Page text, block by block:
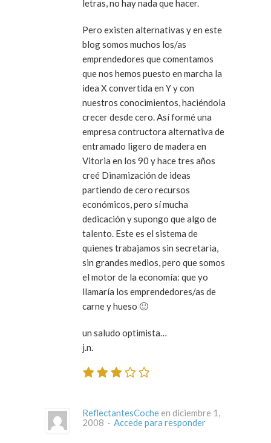
letras, no hay nada que hacer.
Pero existen alternativas y en este
blog somos muchos los/as
emprendedores que comentamos
que nos hemos puesto en marcha la
idea X convertida en Y y con
nuestros conocimientos, haciéndola
crecer desde cero. Así formé una
empresa contructora alternativa de
entramado ligero de madera en
Vitoria en los 90 y hace tres años
creé Dinamización de ideas
partiendo de cero recursos
económicos, pero sí mucha
dedicación y supongo que algo de
talento. Este es el sistema de
quienes trabajamos sin secretaria,
sin grandes medios, pero que somos
el motor de la economía: que yo
llamaría los emprendedores/as de
carne y hueso 🙂
un saludo optimista…
j.n.
ReflectantesCoche en diciembre 1,
2008 · Accede para responder